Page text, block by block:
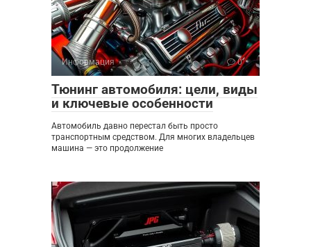
Информация 0
Тюнинг автомобиля: цели, виды
и ключевые особенности
Автомобиль давно перестал быть просто
транспортным средством. Для многих владельцев
машина — это продолжение